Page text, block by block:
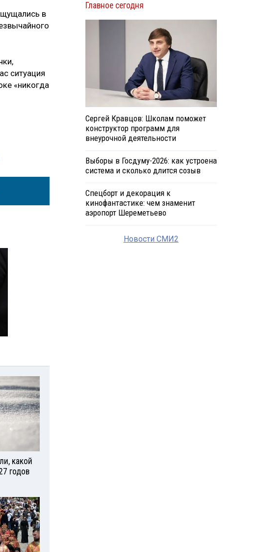
в
ситуация
«никогда
какой
годов
Главное сегодня
Сергей Кравцов: Школам поможет
конструктор программ для
внеурочной деятельности
Выборы в Госдуму-2026: как устроена
система и сколько длится созыв
Спецборт и декорация к
кинофантастике: чем знаменит
аэропорт Шереметьево
Новости СМИ2